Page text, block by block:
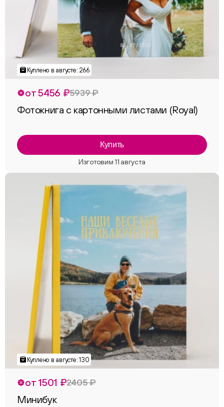
от 5456 ₽5939 ₽
Фотокнига с картонными листами (Royal)
Купить
от 1501 ₽2405 ₽
Минибук